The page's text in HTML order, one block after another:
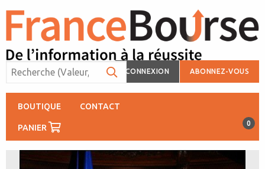
CONNEXION ABONNEZ-VOUS
BOUTIQUE CONTACT
PANIER 0